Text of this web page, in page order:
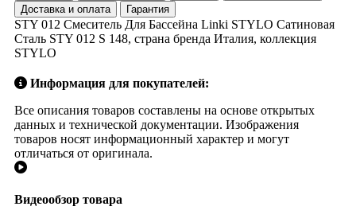
Доставка и оплата
Гарантия
STY 012 Смеситель Для Бассейна Linki STYLO Сатиновая
Сталь STY 012 S 148, страна бренда Италия, коллекция
STYLO
Информация для покупателей:
Все описания товаров составлены на основе открытых
данных и технической документации. Изображения
товаров носят информационный характер и могут
отличаться от оригинала.
Видеообзор товара